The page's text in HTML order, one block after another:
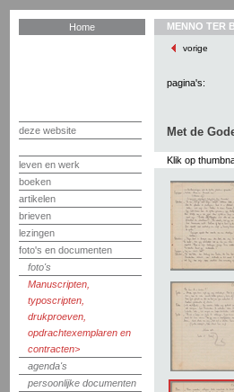
Home
deze website
leven en werk
boeken
artikelen
brieven
lezingen
foto's en documenten
foto's
Manuscripten,
typoscripten,
drukproeven,
opdrachtexemplaren en
contracten
agenda's
persoonlijke documenten
MENNO TER
vorige
pagina's:
Met de
Klik op